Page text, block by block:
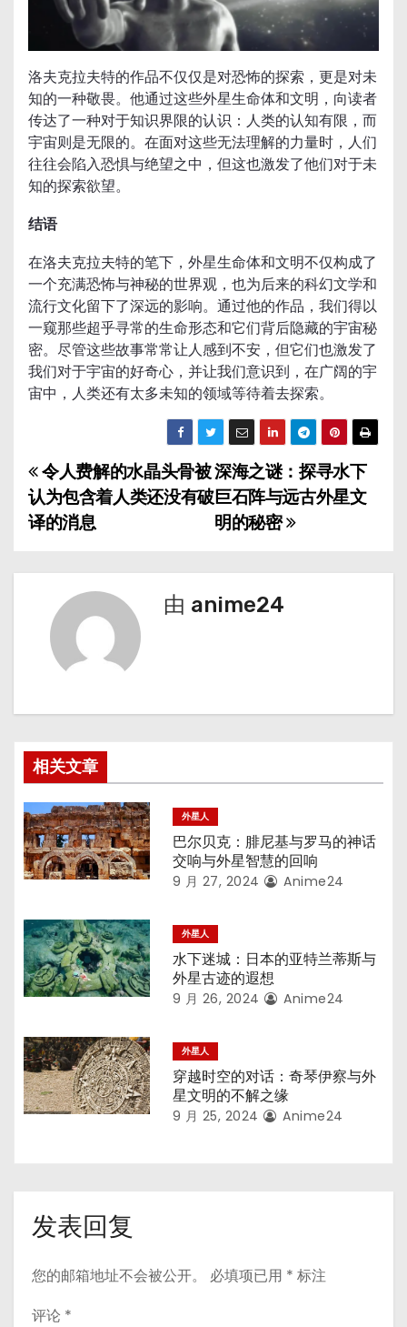
洛夫克拉夫特的作品不仅仅是对恐怖的探索，更是对未
知的一种敬畏。他通过这些外星生命体和文明，向读者
传达了一种对于知识界限的认识：人类的认知有限，而
宇宙则是无限的。在面对这些无法理解的力量时，人们
往往会陷入恐惧与绝望之中，但这也激发了他们对于未
知的探索欲望。
结语
在洛夫克拉夫特的笔下，外星生命体和文明不仅构成了
一个充满恐怖与神秘的世界观，也为后来的科幻文学和
流行文化留下了深远的影响。通过他的作品，我们得以
一窥那些超乎寻常的生命形态和它们背后隐藏的宇宙秘
密。尽管这些故事常常让人感到不安，但它们也激发了
我们对于宇宙的好奇心，并让我们意识到，在广阔的宇
宙中，人类还有太多未知的领域等待着去探索。
文
章
深海之谜：探寻水下
巨石阵与远古外星文
明的秘密
令人费解的水晶头骨被
认为包含着人类还没有破
译的消息
由 anime24
相关文章
外星人
巴尔贝克：腓尼基与罗马的神话
交响与外星智慧的回响
9 月 27, 2024 Anime24
外星人
水下迷城：日本的亚特兰蒂斯与
外星古迹的遐想
9 月 26, 2024 Anime24
外星人
穿越时空的对话：奇琴伊察与外
星文明的不解之缘
9 月 25, 2024 Anime24
发表回复
您的邮箱地址不会被公开。 必填项已用 * 标注
评论 *